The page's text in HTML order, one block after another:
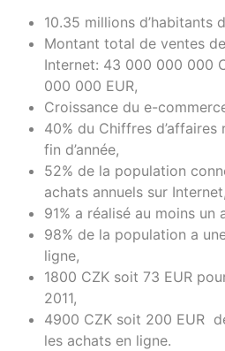
10.35 millions d’habitants
Montant total de ventes
Internet: 43 000 000 000
000 000 EUR,
Croissance du e-
40% du Chiffres
fin d’année,
52% de la population
achats annuels sur Internet,
91% a réalisé au moins un
98% de la population a
ligne,
1800 CZK soit 73 EUR
2011,
4900 CZK soit 200 EUR
les achats en ligne.